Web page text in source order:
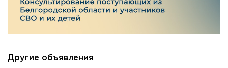
Другие объявления